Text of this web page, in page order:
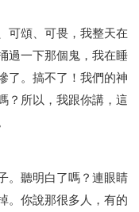
可頌、可畏，我整天在
過一下那個鬼，我在睡
了。搞不了！我們的神
？所以，我跟你講，這
。聽明白了嗎？連眼睛
。你說那很多人，有的